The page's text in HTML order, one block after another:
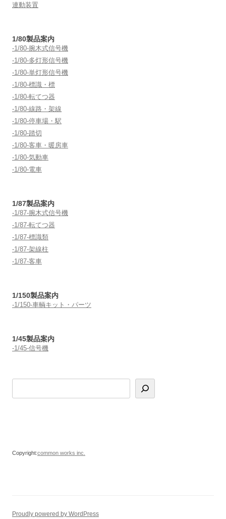
ョ
連動装置
1/80製品案内
-1/80-腕木式信号機
-1/80-多灯形信号機
-1/80-単灯形信号機
-1/80-標識・標
-1/80-転てつ器
-1/80-線路・架線
-1/80-停車場・駅
-1/80-踏切
-1/80-客車・暖房車
-1/80-気動車
-1/80-電車
1/87製品案内
-1/87-腕木式信号機
-1/87-転てつ器
-1/87-標識類
-1/87-架線柱
-1/87-客車
1/150製品案内
-1/150-車輌キット・パーツ
1/45製品案内
-1/45-信号機
Copyright:common works inc.
Proudly powered by WordPress